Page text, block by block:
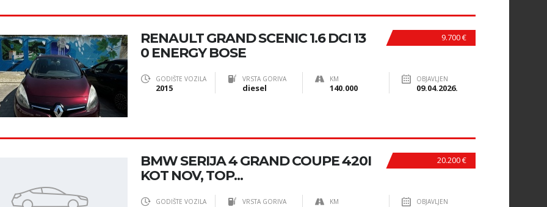
9.700 €
RENAULT GRAND SCENIC 1.6 DCI 13
0 ENERGY BOSE
GODIŠTE VOZILA
2015
VRSTA GORIVA
diesel
KM
140.000
OBJAVLJEN
09.04.2026.
20.200 €
BMW SERIJA 4 GRAND COUPE 420I
KOT NOV, TOP...
GODIŠTE VOZILA VRSTA GORIVA KM OBJAVLJEN